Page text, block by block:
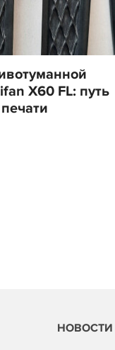
X60 FL: путь
НОВОСТИ